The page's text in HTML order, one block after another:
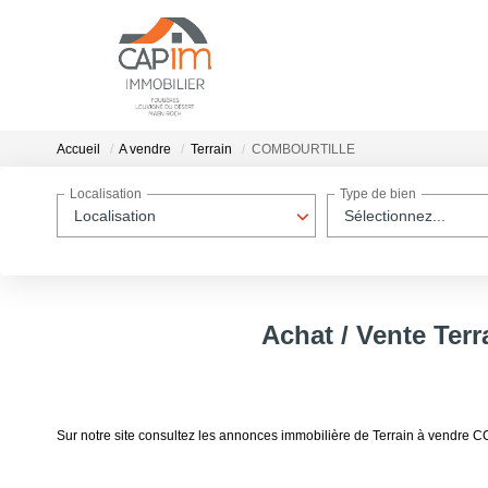
Accueil A vendre Terrain COMBOURTILLE
Localisation
Localisation
Sélectionnez...
Type de bien
Achat / Vente
Sur notre site consultez les annonces immobilière de Terrain à vendre